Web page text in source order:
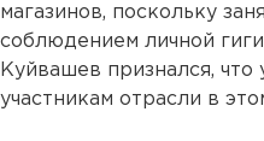
магазинов, поскольку
соблюдением личной
Куйвашев признался,
участникам отрасли в